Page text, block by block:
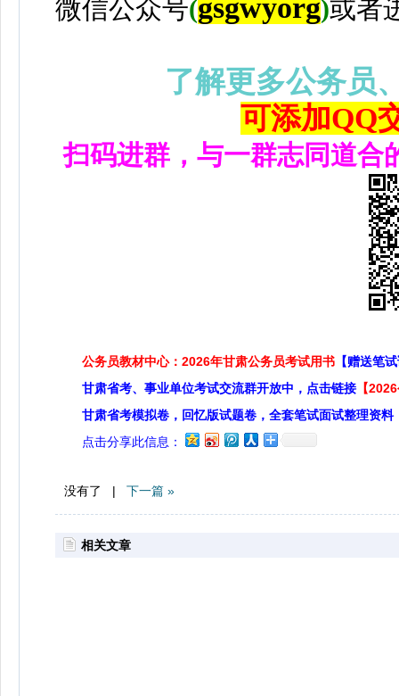
微信公众号(gsgwyorg)或者
了解更多公务员
可添加QQ
扫码进群，与一群志同道合
公务员教材中心：2026年甘肃公务员考试用书 【赠送笔
甘肃省考、事业单位考试交流群开放中，点击链接 【
甘肃省考模拟卷，回忆版试题卷，全套笔试面试整理资料
点击分享此信息：
没有了 | 下一篇 »
相关文章